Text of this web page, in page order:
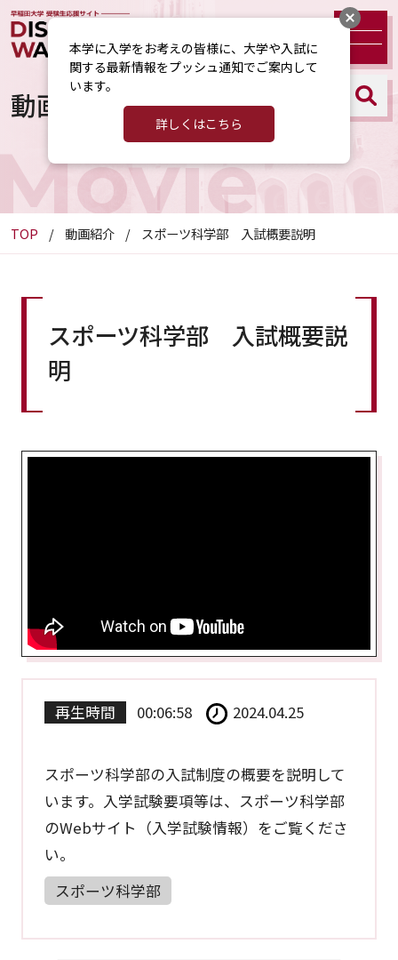
動画紹介
TOP 動画紹介 スポーツ科学部 入試概要説明
スポーツ科学部 入試概要説
明
再生時間 00:06:58 2024.04.25
スポーツ科学部の入試制度の概要を説明して
います。入学試験要項等は、スポーツ科学部
のWebサイト（入学試験情報）をご覧くださ
い。
スポーツ科学部
本学に入学をお考えの皆様に、大学や入試に
関する最新情報をプッシュ通知でご案内して
います。
詳しくはこちら